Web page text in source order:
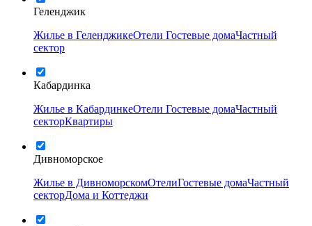
Геленджик
Жилье в ГеленджикеОтели Гостевые домаЧастный
сектор
Кабардинка
Жилье в КабардинкеОтели Гостевые домаЧастный
секторКвартиры
Дивноморское
Жилье в ДивноморскомОтелиГостевые домаЧастный
секторДома и Коттеджи